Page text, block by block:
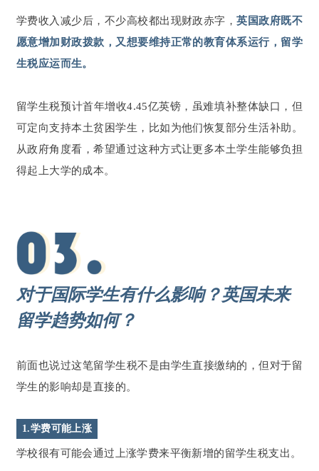
学费收入减少后，不少高校都出现财政赤字，英国政府既不
愿意增加财政拨款，又想要维持正常的教育体系运行，留学
生税应运而生。
留学生税预计首年增收4.45亿英镑，虽难填补整体缺口，但
可定向支持本土贫困学生，比如为他们恢复部分生活补助。
从政府角度看，希望通过这种方式让更多本土学生能够负担
得起上大学的成本。
对于国际学生有什么影响？英国未来
留学趋势如何？
前面也说过这笔留学生税不是由学生直接缴纳的，但对于留
学生的影响却是直接的。
1.学费可能上涨
学校很有可能会通过上涨学费来平衡新增的留学生税支出。